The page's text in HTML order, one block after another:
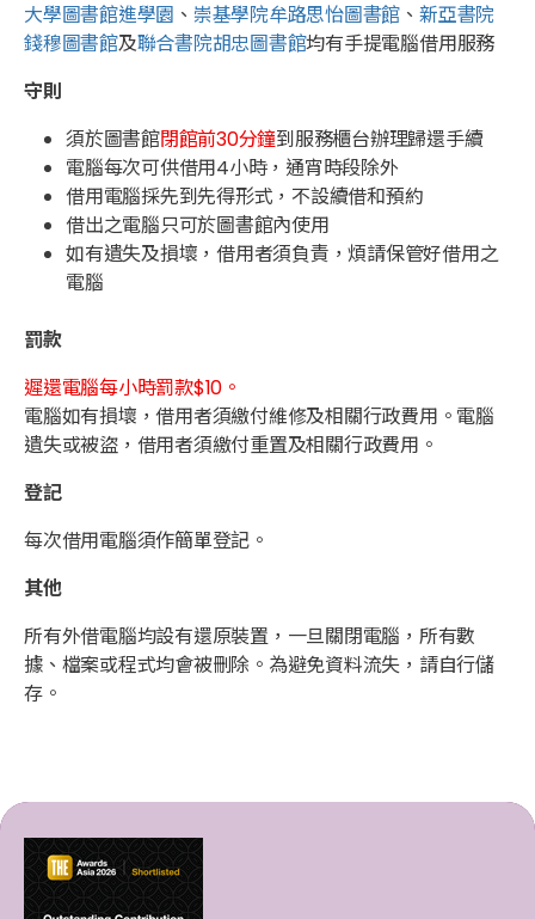
大學圖書館進學園 、 崇基學院牟路思怡圖書館 、 新亞書院
錢穆圖書館及聯合書院胡忠圖書館均有手提電腦借用服務
守則
須於圖書館閉館前30分鐘到服務櫃台辦理歸還手續
電腦每次可供借用4小時，通宵時段除外
借用電腦採先到先得形式，不設續借和預約
借出之電腦只可於圖書館內使用
如有遺失及損壞，借用者須負責，煩請保管好借用之
電腦
罰款
遲還電腦每小時罰款$10。
電腦如有損壞，借用者須繳付維修及相關行政費用。電腦
遺失或被盜，借用者須繳付重置及相關行政費用。
登記
每次借用電腦須作簡單登記。
其他
所有外借電腦均設有還原裝置，一旦關閉電腦，所有數
據、檔案或程式均會被刪除。為避免資料流失，請自行儲
存。